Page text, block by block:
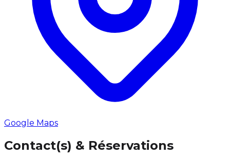
Google Maps
Contact(s) & Réservations